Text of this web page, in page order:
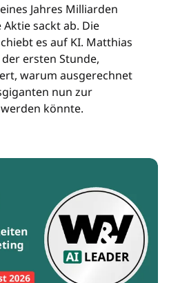
Jahres Milliarden
sackt ab. Die
es auf KI. Matthias
ersten Stunde,
warum ausgerechnet
nun zur
könnte.